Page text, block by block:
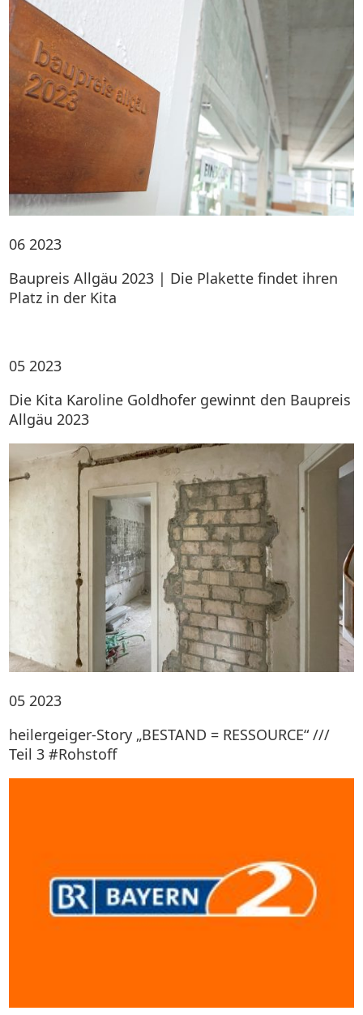
06 2023
Baupreis Allgäu 2023 | Die Plakette findet ihren
Platz in der Kita
05 2023
Die Kita Karoline Goldhofer gewinnt den Baupreis
Allgäu 2023
05 2023
heilergeiger-Story „BESTAND = RESSOURCE“ ///
Teil 3 #Rohstoff